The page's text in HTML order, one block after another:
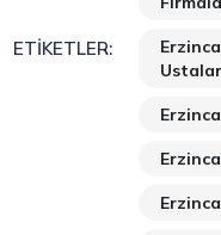
ETIKETLER:
Ustalar